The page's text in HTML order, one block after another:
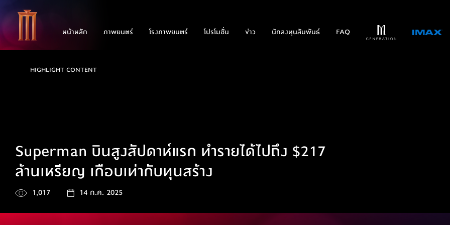
หน้าหลัก ภาพยนตร์ โรงภาพยนตร์ โปรโมชั่น ข่าว นักลงทุนสัมพันธ์ FAQ
HIGHLIGHT CONTENT
Superman บินสูงสัปดาห์แรก ทำรายได้ไปถึง $217
ล้านเหรียญ เกือบเท่ากับทุนสร้าง
1,017 14 ก.ค. 2025